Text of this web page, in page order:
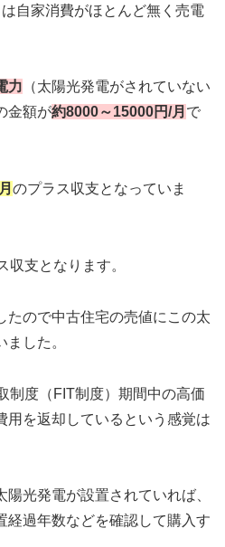
自家消費がほとんど無く売電
力 （太陽光発電がされていない
金額が約8000～15000円/月 で
のプラス収支となっていま
収支となります。
たので中古住宅の売値にこの太
した。
制度（FIT制度）期間中の高価
用を返却しているという感覚は
光発電が設置されていれば、
経過年数などを確認して購入す